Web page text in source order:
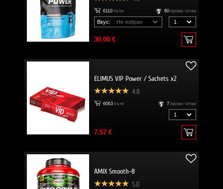
6110 пъти 60 промо точки
Вкус:
30.00 €
ELIMUS VIP Power / Sachets x2
4.8
6063 пъти 7 промо точки
7.57 €
AMIX Smooth-8
5.0